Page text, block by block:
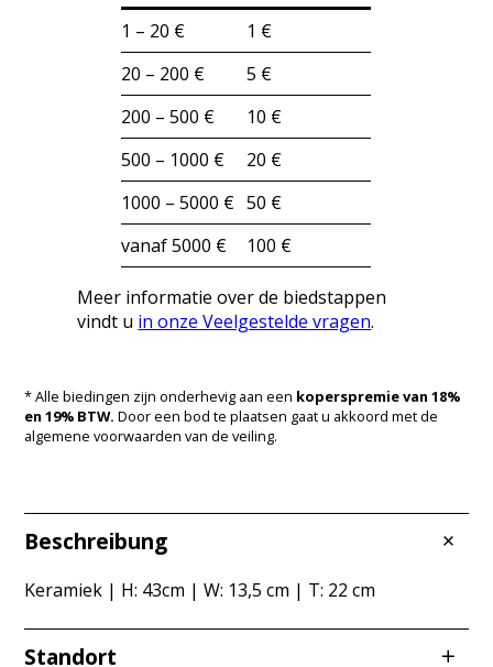
1 – 20 €
1 €
20 – 200 €
5 €
200 – 500 €
10 €
500 – 1000 €
20 €
1000 – 5000 € 50 €
vanaf 5000 €
100 €
Meer informatie over de biedstappen
vindt u in onze Veelgestelde vragen.
* Alle biedingen zijn onderhevig aan een koperspremie van 18%
en 19% BTW. Door een bod te plaatsen gaat u akkoord met de
algemene voorwaarden van de veiling.
Beschreibung
Keramiek | H: 43cm | W: 13,5 cm | T: 22 cm
Standort